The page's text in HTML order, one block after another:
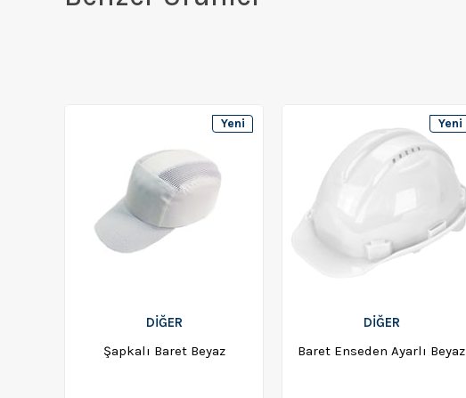
DİĞER
Şapkalı Baret Beyaz
Yeni
DİĞER
Baret Enseden Ayarlı Beyaz
Yeni